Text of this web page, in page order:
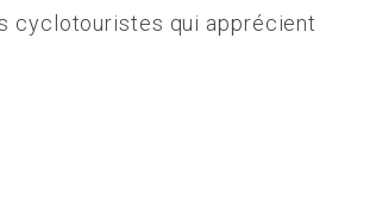
cyclotouristes qui apprécient